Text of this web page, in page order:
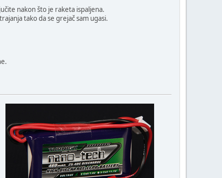
nakon što je raketa ispaljena.
tako da se grejač sam ugasi.